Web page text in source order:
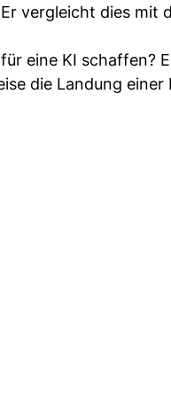
vergleicht dies mit
eine KI schaffen?
die Landung